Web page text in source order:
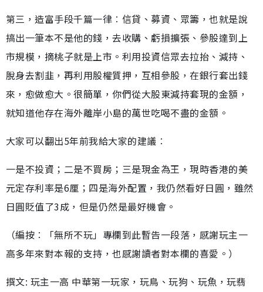
第三，造富手段千篇一律︰信貸、募資、眾籌，也就是說
搞出一筆本不是他的錢，去收購、虧損擴張、參股達到上
市規模，摘桃子就是上市。利用投資信眾去拉抬、減持、
脫身去割韭，再利用股權質押，互相參股，在銀行套出錢
來，愈做愈大。很簡單，你們從大股東減持套現的金額，
就知道他存在海外離岸小島的萬世吃喝不盡的金額。
大家可以翻出5年前我給大家的建議︰
一是不投資；二是不買房；三是現金為王，現時香港的美
元定存利率是6厘；四是海外配置，我仍然看好日圓，雖然
日圓貶值了3成，但是仍然是最好機會。
（編按︰「無所不玩」專欄到此暫告一段落，感謝玩主一
高多年來對本報的支持，也感謝讀者對本欄的喜愛。）
撰文: 玩主一高 中華第一玩家，玩鳥、玩狗、玩魚，玩翡